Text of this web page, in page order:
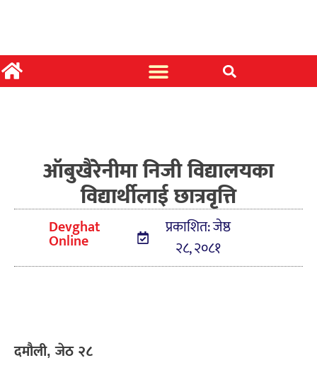
ऑबुखैरेनीमा निजी विद्यालयका
विद्यार्थीलाई छात्रवृत्ति
Devghat
Online
प्रकाशित: जेष्ठ
२८, २०८१
दमौली, जेठ २८